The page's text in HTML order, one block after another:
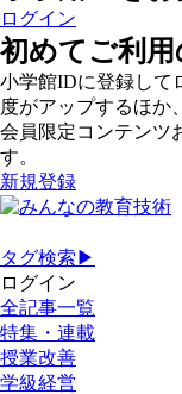
ログイン
初めてご利用
小学館IDに登録して
度がアップするほか、
会員限定コンテンツ
す。
新規登録
タグ検索▶
ログイン
全記事一覧
特集・連載
授業改善
学級経営